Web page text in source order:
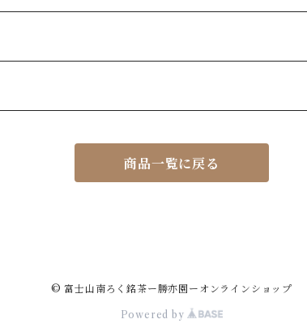
商品一覧に戻る
© 富士山南ろく銘茶ー勝亦園ーオンラインショップ
Powered by